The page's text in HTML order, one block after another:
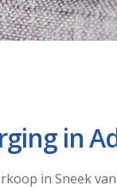
in
in Sneek